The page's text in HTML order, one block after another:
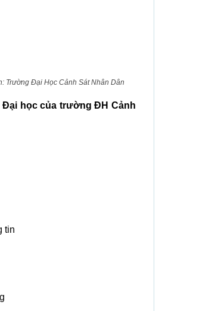
Trường Đại Học Cảnh Sát Nhân Dân
Đại học của trường ĐH Cảnh
tin